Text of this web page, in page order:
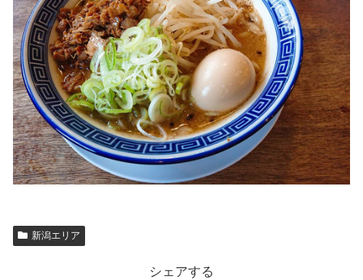
新潟エリア
シェアする